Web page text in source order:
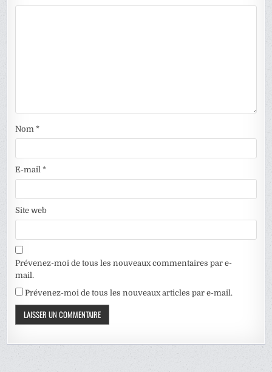
Nom*
E-mail*
Site web
Prévenez-moi de tous les nouveaux commentaires par e-
mail.
Prévenez-moi de tous les nouveaux articles par e-mail.